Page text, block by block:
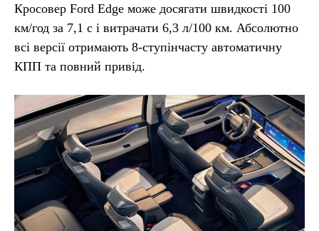
Кросовер Ford Edge може досягати швидкості 100
км/год за 7,1 с і витрачати 6,3 л/100 км. Абсолютно
всі версії отримають 8-ступінчасту автоматичну
КПП та повний привід.